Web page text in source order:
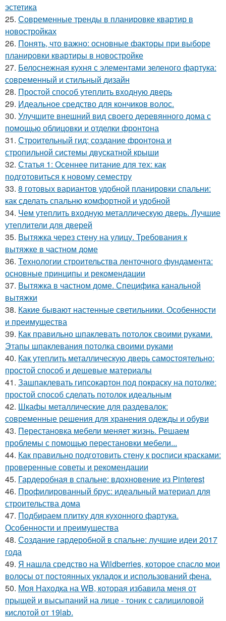
эстетика
25. Современные тренды в планировке квартир в
новостройках
26. Понять, что важно: основные факторы при выборе
планировки квартиры в новостройке
27. Белоснежная кухня с элементами зеленого фартука:
современный и стильный дизайн
28. Простой способ утеплить входную дверь
29. Идеальное средство для кончиков волос.
30. Улучшите внешний вид своего деревянного дома с
помощью облицовки и отделки фронтона
31. Строительный гид: создание фронтона и
стропильной системы двускатной крыши
32. Статья 1: Осеннее питание для тех: как
подготовиться к новому семестру
33. 8 готовых вариантов удобной планировки спальни:
как сделать спальню комфортной и удобной
34. Чем утеплить входную металлическую дверь. Лучшие
утеплители для дверей
35. Вытяжка через стену на улицу. Требования к
вытяжке в частном доме
36. Технологии строительства ленточного фундамента:
основные принципы и рекомендации
37. Вытяжка в частном доме. Специфика канальной
вытяжки
38. Какие бывают настенные светильники. Особенности
и преимущества
39. Как правильно шпаклевать потолок своими руками.
Этапы шпаклевания потолка своими руками
40. Как утеплить металлическую дверь самостоятельно:
простой способ и дешевые материалы
41. Зашпаклевать гипсокартон под покраску на потолке:
простой способ сделать потолок идеальным
42. Шкафы металлические для раздевалок:
современные решения для хранения одежды и обуви
43. Перестановка мебели меняет жизнь. Решаем
проблемы с помощью перестановки мебели...
44. Как правильно подготовить стену к росписи красками:
проверенные советы и рекомендации
45. Гардеробная в спальне: вдохновение из Pinterest
46. Профилированный брус: идеальный материал для
строительства дома
47. Подбираем плитку для кухонного фартука.
Особенности и преимущества
48. Создание гардеробной в спальне: лучшие идеи 2017
года
49. Я нашла средство на Wildberries, которое спасло мои
волосы от постоянных укладок и использований фена.
50. Моя Находка на WB, которая избавила меня от
прыщей и высыпаний на лице - тоник с салициловой
кислотой от 19lab.